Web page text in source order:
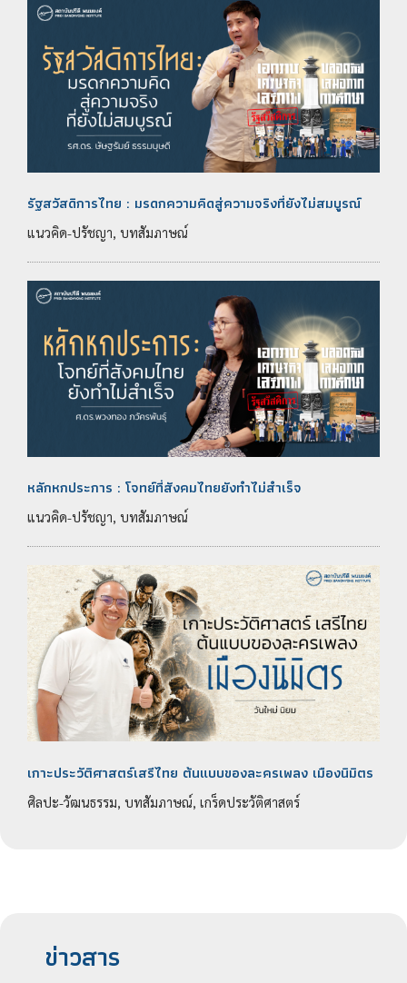
รัฐสวัสดิการไทย : มรดกความคิดสู่ความจริงที่ยังไม่สมบูรณ์
แนวคิด-ปรัชญา, บทสัมภาษณ์
หลักหกประการ : โจทย์ที่สังคมไทยยังทำไม่สำเร็จ
แนวคิด-ปรัชญา, บทสัมภาษณ์
เกาะประวัติศาสตร์เสรีไทย ต้นแบบของละครเพลง เมืองนิมิตร
ศิลปะ-วัฒนธรรม, บทสัมภาษณ์, เกร็ดประวัติศาสตร์
ข่าวสาร